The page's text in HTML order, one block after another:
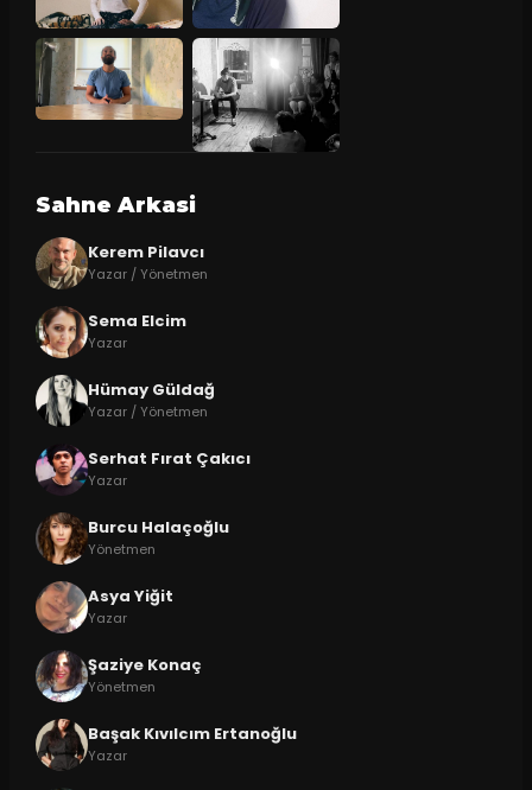
Sahne Arkasi
Kerem Pilavcı
Yazar / Yönetmen
Sema Elcim
Yazar
Hümay Güldağ
Yazar / Yönetmen
Serhat Fırat Çakıcı
Yazar
Burcu Halaçoğlu
Yönetmen
Asya Yiğit
Yazar
Şaziye Konaç
Yönetmen
Başak Kıvılcım Ertanoğlu
Yazar